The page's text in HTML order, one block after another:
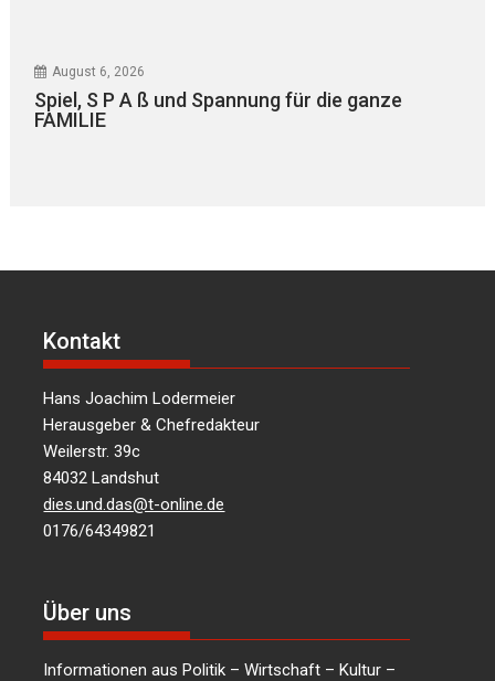
August 6, 2026
Spiel, S P A ß und Spannung für die ganze
FAMILIE
Kontakt
Hans Joachim Lodermeier
Herausgeber & Chefredakteur
Weilerstr. 39c
84032 Landshut
dies.und.das@t-online.de
0176/64349821
Über uns
Informationen aus Politik – Wirtschaft – Kultur –